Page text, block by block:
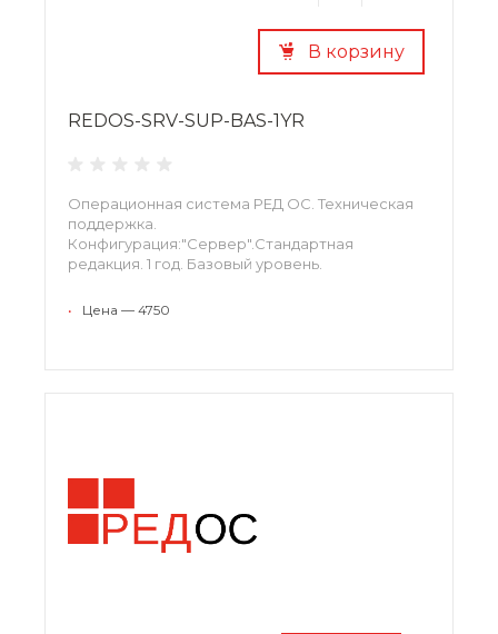
В корзину
REDOS-SRV-SUP-BAS-1YR
Операционная система РЕД ОС. Техническая
поддержка.
Конфигурация:"Сервер".Стандартная
редакция. 1 год. Базовый уровень.
• Цена — 4750